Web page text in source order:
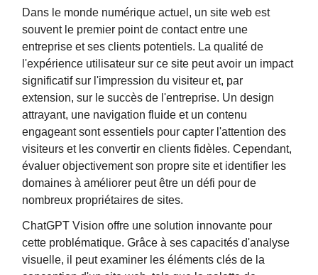
Dans le monde numérique actuel, un site web est
souvent le premier point de contact entre une
entreprise et ses clients potentiels. La qualité de
l'expérience utilisateur sur ce site peut avoir un impact
significatif sur l'impression du visiteur et, par
extension, sur le succès de l'entreprise. Un design
attrayant, une navigation fluide et un contenu
engageant sont essentiels pour capter l'attention des
visiteurs et les convertir en clients fidèles. Cependant,
évaluer objectivement son propre site et identifier les
domaines à améliorer peut être un défi pour de
nombreux propriétaires de sites.
ChatGPT Vision offre une solution innovante pour
cette problématique. Grâce à ses capacités d'analyse
visuelle, il peut examiner les éléments clés de la